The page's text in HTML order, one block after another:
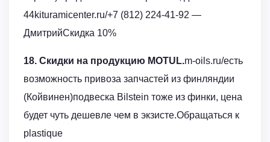
44kituramicenter.ru/+7 (812) 224-41-92 —
ДмитрийСкидка 10%
18. Скидки на продукцию MOTUL.m-oils.ru/есть
возможность привоза запчастей из финляндии
(Койвинен)подвеска Bilstein тоже из финки, цена
будет чуть дешевле чем в экзисте.Обращаться к
plastique